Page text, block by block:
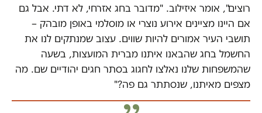
רוצים", אומר איזילוב. "מדובר בחג אזרחי, לא דתי. אבל גם
אם היינו מציינים אירוע נוצרי או מוסלמי באופן מובהק –
תושבי העיר אמורים להיות שווים. עצוב שמנתקים לנו את
החשמל בחג שהבאנו איתנו מברית המועצות, בשעה
שהמשפחות שלנו נאלצו לחגוג בסתר חגים יהודיים שם. מה
מצפים מאיתנו, שנסתתר גם פה?"